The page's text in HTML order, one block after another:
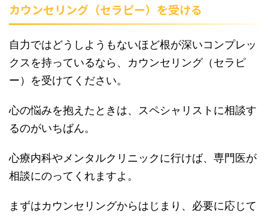
カウンセリング（セラピー）を受ける
自力ではどうしようもないほど根が深いコンプレッ
クスを持っているなら、カウンセリング（セラピ
ー）を受けてください。
心の悩みを抱えたときは、スペシャリストに相談す
るのがいちばん。
心療内科やメンタルクリニックに行けば、専門医が
相談にのってくれますよ。
まずはカウンセリングからはじまり、必要に応じて